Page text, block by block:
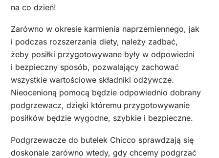
na co dzień!
Zarówno w okresie karmienia naprzemiennego, jak
i podczas rozszerzania diety, należy zadbać,
żeby posiłki przygotowywane były w odpowiedni
i bezpieczny sposób, pozwalający zachować
wszystkie wartościowe składniki odżywcze.
Nieocenioną pomocą będzie odpowiednio dobrany
podgrzewacz, dzięki któremu przygotowywanie
posiłków będzie wygodne, szybkie i bezpieczne.
Podgrzewacze do butelek Chicco sprawdzają się
doskonale zarówno wtedy, gdy chcemy podgrzać